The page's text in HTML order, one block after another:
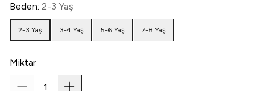
Beden: 2-3 Yaş
2-3 Yaş 3-4 Yaş 5-6 Yaş 7-8 Yaş
Miktar